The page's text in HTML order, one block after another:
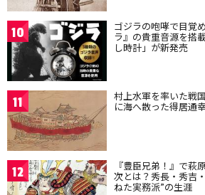
10 ゴジラの咆哮で目覚
ラ』の貴重音源を搭
し時計」が新発売
11 村上水軍を率いた戦
に海へ散った得居通
12 『豊臣兄弟！』で萩
次とは？秀長・秀吉
ねた実務派”の生涯